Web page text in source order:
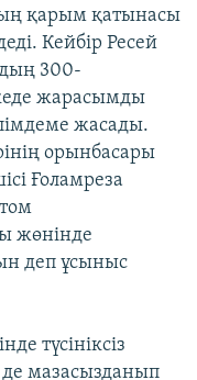
қарым қатынасы
Кейбір Ресей
300-
жарасымды
жасады.
орынбасары
Ғоламреза
жөнінде
деп ұсыныс
түсініксіз
мазасызданып